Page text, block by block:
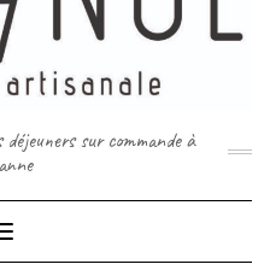
sur commande à
Toggle
Navigation